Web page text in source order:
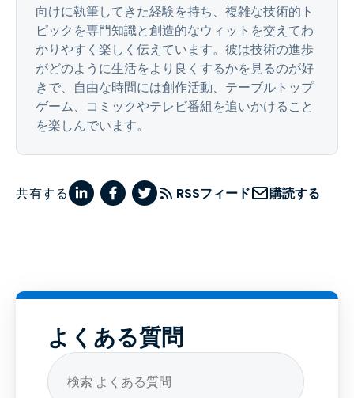
向けに執筆してきた経験を持ち、複雑な技術的ト
ピックを専門知識と創造的なウィットを交えてわ
かりやすく楽しく伝えています。彼は技術の進歩
がどのように生活をより良くするかを見るのが好
きで、自由な時間には創作活動、テーブルトップ
ゲーム、コミックやテレビ番組を追いかけること
を楽しんでいます。
共有する RSSフィード 購読する
よくある質問